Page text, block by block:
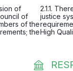
of
of
of the
the
2.1.1.
justice
High